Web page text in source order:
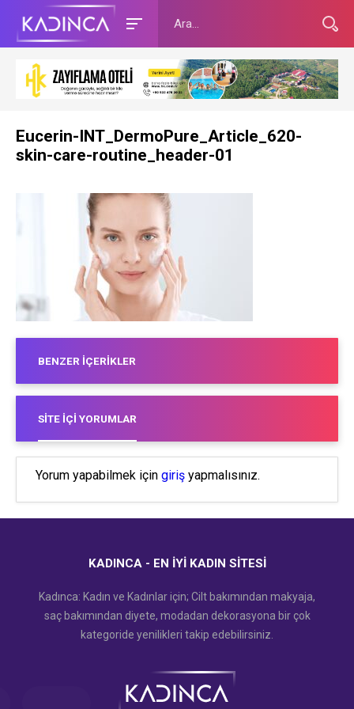
Eucerin-INT_DermoPure_Article_620-
skin-care-routine_header-01
BENZER İÇERIKLER
SITE İÇI YORUMLAR
Yorum yapabilmek için giriş yapmalısınız.
KADINCA - EN İYI KADIN SITESI
Kadınca: Kadın ve Kadınlar için; Cilt bakımından makyaja,
saç bakımından diyete, modadan dekorasyona bir çok
kategoride yenilikleri takip edebilirsiniz.